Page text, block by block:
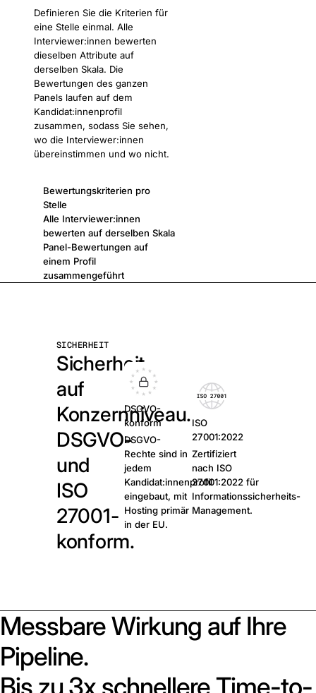
Definieren Sie die Kriterien für
eine Stelle einmal. Alle
Interviewer:innen bewerten
dieselben Attribute auf
derselben Skala. Die
Bewertungen des ganzen
Panels laufen auf dem
Kandidat:innenprofil
zusammen, sodass Sie sehen,
wo die Interviewer:innen
übereinstimmen und wo nicht.
Bewertungskriterien pro
Stelle
Alle Interviewer:innen
bewerten auf derselben Skala
Panel-Bewertungen auf
einem Profil
zusammengeführt
SICHERHEIT
Sicherheit
auf
Konzernniveau.
DSGVO-
und
ISO
27001-
konform.
DSGVO-
konform
DSGVO-
Rechte sind in
jedem
Kandidat:innenprofil
eingebaut, mit
Hosting primär
in der EU.
ISO
27001:2022
Zertifiziert
nach ISO
27001:2022 für
Informationssicherheits-
Management.
Messbare Wirkung auf Ihre
Pipeline.
Bis zu 3x schnellere Time-to-